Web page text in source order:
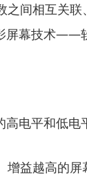
间相互关
屏幕技术——
电平和低电
益越高的